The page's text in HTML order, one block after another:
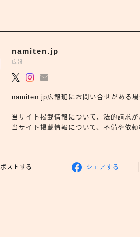
namiten.jp
広報
namiten.jp広報班にお問い合せがある場
当サイト掲載情報について、法的請求
当サイト掲載情報について、不備や依
ポストする シェアする